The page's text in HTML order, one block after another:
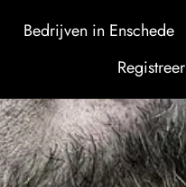
Bedrijven in Enschede
Registreer